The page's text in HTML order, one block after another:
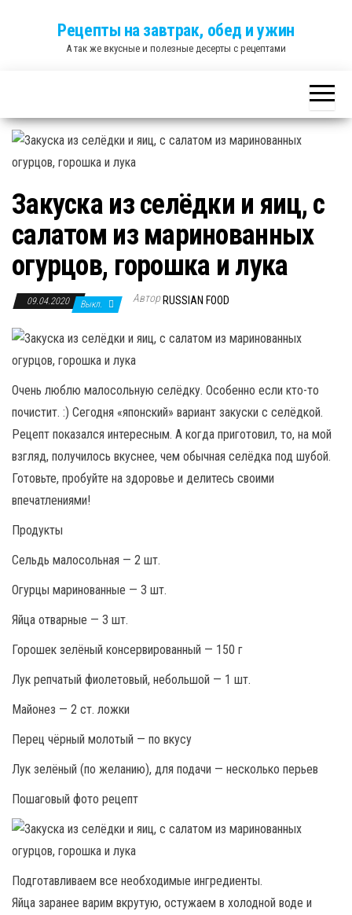
Рецепты на завтрак, обед и ужин
А так же вкусные и полезные десерты с рецептами
Закуска из селёдки и яиц, с
салатом из маринованных
огурцов, горошка и лука
09.04.2020 Выкл. Автор RUSSIAN FOOD
Очень люблю малосольную селёдку. Особенно если кто-то
почистит. :) Сегодня «японский» вариант закуски с селёдкой.
Рецепт показался интересным. А когда приготовил, то, на мой
взгляд, получилось вкуснее, чем обычная селёдка под шубой.
Готовьте, пробуйте на здоровье и делитесь своими
впечатлениями!
Продукты
Сельдь малосольная — 2 шт.
Огурцы маринованные — 3 шт.
Яйца отварные — 3 шт.
Горошек зелёный консервированный — 150 г
Лук репчатый фиолетовый, небольшой — 1 шт.
Майонез — 2 ст. ложки
Перец чёрный молотый — по вкусу
Лук зелёный (по желанию), для подачи — несколько перьев
Пошаговый фото рецепт
Подготавливаем все необходимые ингредиенты.
Яйца заранее варим вкрутую, остужаем в холодной воде и